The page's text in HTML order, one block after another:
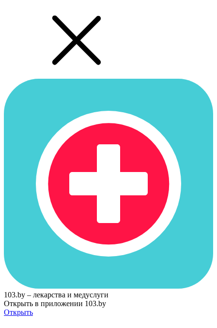
103.by – лекарства и медуслуги
Открыть в приложении 103.by
Открыть